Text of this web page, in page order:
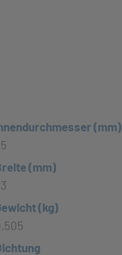
(mm)
(mm)
(kg)